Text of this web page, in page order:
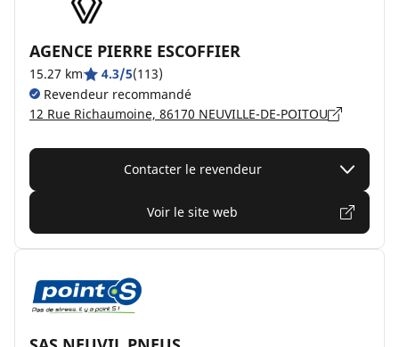
AGENCE PIERRE ESCOFFIER
15.27 km 4.3/5(113)
Revendeur recommandé
12 Rue Richaumoine, 86170 NEUVILLE-DE-POITOU
Contacter le revendeur
Voir le site web